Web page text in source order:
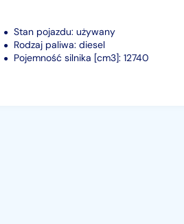
Stan pojazdu: używany
Rodzaj paliwa: diesel
Pojemność silnika [cm3]: 12740